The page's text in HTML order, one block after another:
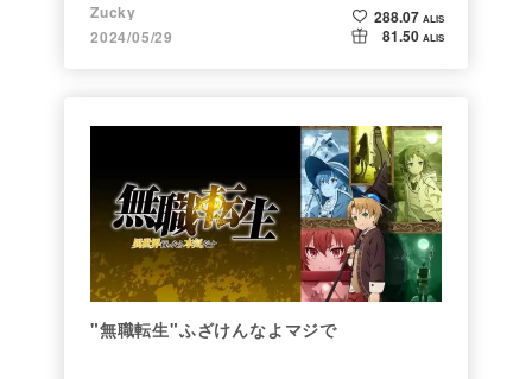
Zucky
2024/05/29
288.07 ALIS
81.50 ALIS
"無職転生"ふざけんなよマジで